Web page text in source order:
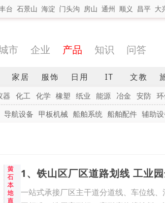
台 石景山 海淀 门头沟 房山 通州 顺义 昌平 大
市 企业 产品 知识 问答
家居 服饰 日用 IT 文教
器 化工 化学 橡塑 纸业 能源 冶金 安防
导航设备 甲板机械 船舶系统 船舶配件 辅助
1、铁山区厂区道路划线 工业
一站式承接厂区主干道分道线、车位线